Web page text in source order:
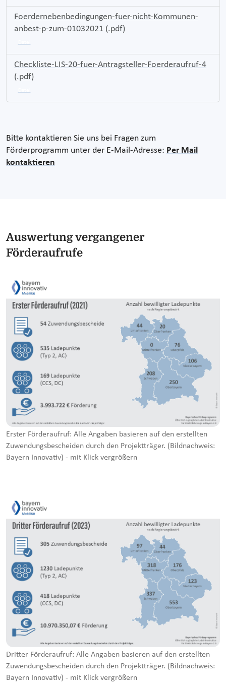
Foerdernebenbedingungen-fuer-nicht-Kommunen-
anbest-p-zum-01032021 (.pdf)
Checkliste-LIS-20-fuer-Antragsteller-Foerderaufruf-4
(.pdf)
Bitte kontaktieren Sie uns bei Fragen zum
Förderprogramm unter der E-Mail-Adresse: Per Mail
kontaktieren
Auswertung vergangener
Förderaufrufe
Erster Förderaufruf: Alle Angaben basieren auf den erstellten
Zuwendungsbescheiden durch den Projektträger. (Bildnachweis:
Bayern Innovativ) - mit Klick vergrößern
Dritter Förderaufruf: Alle Angaben basieren auf den erstellten
Zuwendungsbescheiden durch den Projektträger. (Bildnachweis:
Bayern Innovativ) - mit Klick vergrößern